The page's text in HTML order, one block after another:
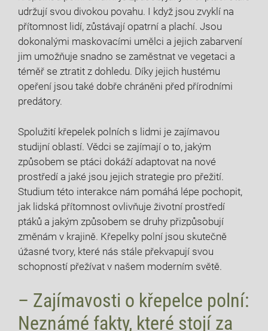
udržují svou divokou povahu. I když jsou zvyklí na
přítomnost lidí, zůstávají opatrní a plachí. Jsou
dokonalými maskovacími umělci a jejich zabarvení
jim umožňuje snadno se zaměstnat ve vegetaci a
téměř se ztratit z dohledu. Díky jejich hustému
opeření jsou také dobře chráněni před přírodními
predátory.
Spolužití křepelek polních s lidmi je zajímavou
studijní oblastí. Vědci se zajímají o to, jakým
způsobem se ptáci dokáží adaptovat na nové
prostředí a jaké jsou jejich strategie pro přežití.
Studium této interakce nám pomáhá lépe pochopit,
jak lidská přítomnost ovlivňuje životní prostředí
ptáků a jakým způsobem se druhy přizpůsobují
změnám v krajině. Křepelky polní jsou skutečně
úžasné tvory, které nás stále překvapují svou
schopností přežívat v našem moderním světě.
– Zajímavosti o křepelce polní:
Neznámé fakty, které stojí za